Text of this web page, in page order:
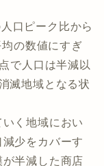
口ピーク比から
の数値にすぎ
で人口は半減以
滅地域となる状
く地域におい
少をカバーす
半減した商店